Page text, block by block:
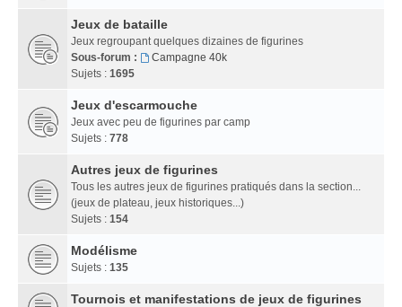
Jeux de bataille
Jeux regroupant quelques dizaines de figurines
Sous-forum :
Campagne 40k
Sujets : 1695
Jeux d'escarmouche
Jeux avec peu de figurines par camp
Sujets : 778
Autres jeux de figurines
Tous les autres jeux de figurines pratiqués dans la section...
(jeux de plateau, jeux historiques...)
Sujets : 154
Modélisme
Sujets : 135
Tournois et manifestations de jeux de figurines